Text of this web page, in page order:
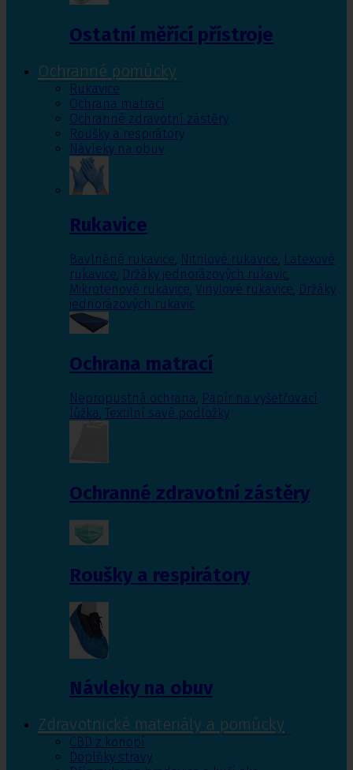
Ostatní měřící přístroje
Ochranné pomůcky
Rukavice
Ochrana matrací
Ochranné zdravotní zástěry
Roušky a respirátory
Návleky na obuv
Rukavice
Bavlněné rukavice, Nitrilové rukavice, Latexové
rukavice, Držáky jednorázových rukavic,
Mikrotenové rukavice, Vinylové rukavice, Držáky
jednorázových rukavic
Ochrana matrací
Nepropustná ochrana, Papír na vyšetřovací
lůžka, Textilní savé podložky
Ochranné zdravotní zástěry
Roušky a respirátory
Návleky na obuv
Zdravotnické materiály a pomůcky
CBD z konopí
Doplňky stravy